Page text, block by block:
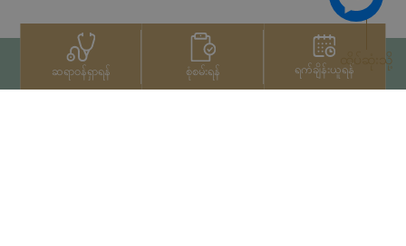
ဆရာဝန်ရှာရန် စုံစမ်းရန် ရက်ချိန်းယူရန်ထိပ်ဆုံးသို့